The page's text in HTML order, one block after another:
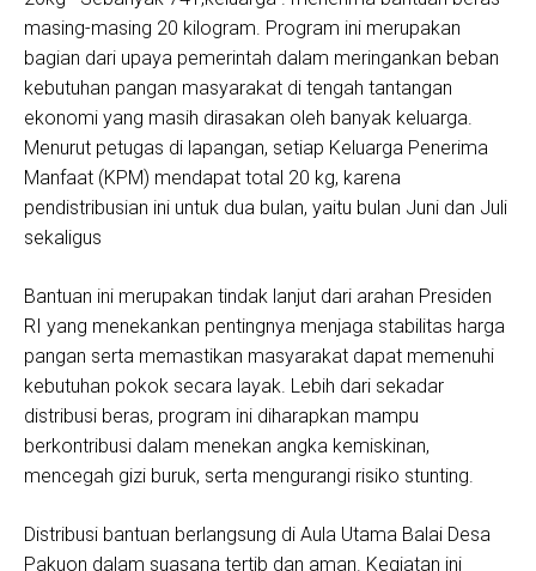
masing-masing 20 kilogram. Program ini merupakan
bagian dari upaya pemerintah dalam meringankan beban
kebutuhan pangan masyarakat di tengah tantangan
ekonomi yang masih dirasakan oleh banyak keluarga.
Menurut petugas di lapangan, setiap Keluarga Penerima
Manfaat (KPM) mendapat total 20 kg, karena
pendistribusian ini untuk dua bulan, yaitu bulan Juni dan Juli
sekaligus
Bantuan ini merupakan tindak lanjut dari arahan Presiden
RI yang menekankan pentingnya menjaga stabilitas harga
pangan serta memastikan masyarakat dapat memenuhi
kebutuhan pokok secara layak. Lebih dari sekadar
distribusi beras, program ini diharapkan mampu
berkontribusi dalam menekan angka kemiskinan,
mencegah gizi buruk, serta mengurangi risiko stunting.
Distribusi bantuan berlangsung di Aula Utama Balai Desa
Pakuon dalam suasana tertib dan aman. Kegiatan ini